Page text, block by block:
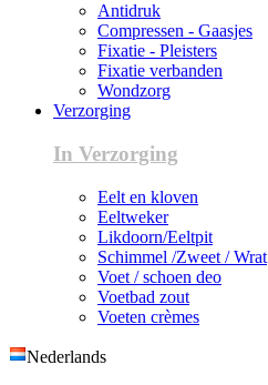
Antidruk
Compressen - Gaasjes
Fixatie - Pleisters
Fixatie verbanden
Wondzorg
Verzorging
In Verzorging
Eelt en kloven
Eeltweker
Likdoorn/Eeltpit
Schimmel /Zweet / Wrat
Voet / schoen deo
Voetbad zout
Voeten crèmes
Nederlands